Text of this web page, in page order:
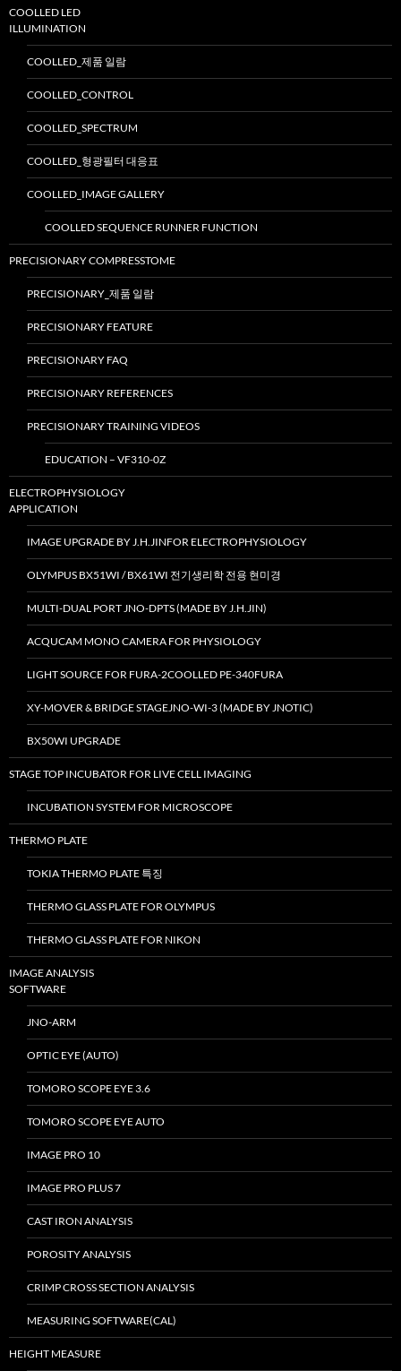
COOLLED LED
ILLUMINATION
COOLLED_제품 일람
COOLLED_CONTROL
COOLLED_SPECTRUM
COOLLED_형광필터 대응표
COOLLED_IMAGE GALLERY
COOLLED SEQUENCE RUNNER FUNCTION
PRECISIONARY COMPRESSTOME
PRECISIONARY_제품 일람
PRECISIONARY FEATURE
PRECISIONARY FAQ
PRECISIONARY REFERENCES
PRECISIONARY TRAINING VIDEOS
EDUCATION – VF310-0Z
ELECTROPHYSIOLOGY
APPLICATION
IMAGE UPGRADE BY J.H.JINFOR ELECTROPHYSIOLOGY
OLYMPUS BX51WI / BX61WI 전기생리학 전용 현미경
MULTI-DUAL PORT JNO-DPTS (MADE BY J.H.JIN)
ACQUCAM MONO CAMERA FOR PHYSIOLOGY
LIGHT SOURCE FOR FURA-2COOLLED PE-340FURA
XY-MOVER & BRIDGE STAGEJNO-WI-3 (MADE BY JNOTIC)
BX50WI UPGRADE
STAGE TOP INCUBATOR FOR LIVE CELL IMAGING
INCUBATION SYSTEM FOR MICROSCOPE
THERMO PLATE
TOKIA THERMO PLATE 특징
THERMO GLASS PLATE FOR OLYMPUS
THERMO GLASS PLATE FOR NIKON
IMAGE ANALYSIS
SOFTWARE
JNO-ARM
OPTIC EYE (AUTO)
TOMORO SCOPE EYE 3.6
TOMORO SCOPE EYE AUTO
IMAGE PRO 10
IMAGE PRO PLUS 7
CAST IRON ANALYSIS
POROSITY ANALYSIS
CRIMP CROSS SECTION ANALYSIS
MEASURING SOFTWARE(CAL)
HEIGHT MEASURE